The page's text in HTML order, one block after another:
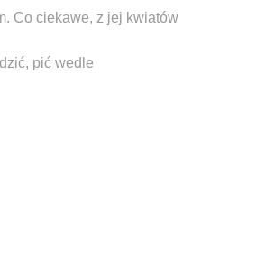
Co ciekawe, z jej kwiatów
pić wedle